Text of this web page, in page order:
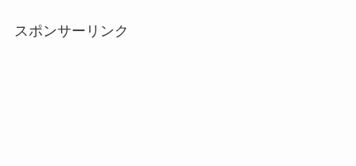
スポンサーリンク